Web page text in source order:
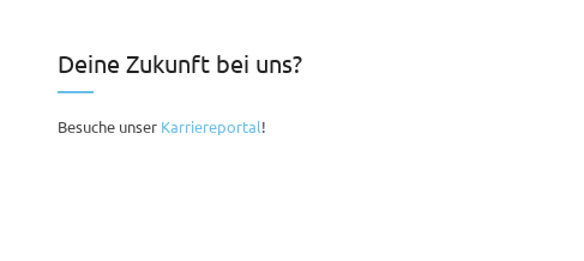
Deine Zukunft bei uns?
Besuche unser Karriereportal!